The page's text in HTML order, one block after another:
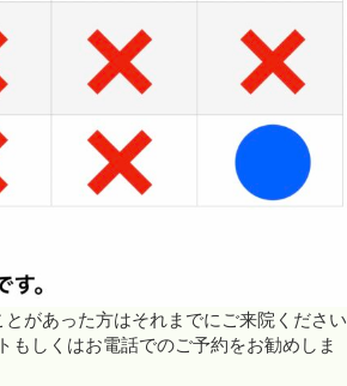
があった方はそれまでにご来院ください
もしくはお電話でのご予約をお勧めしま